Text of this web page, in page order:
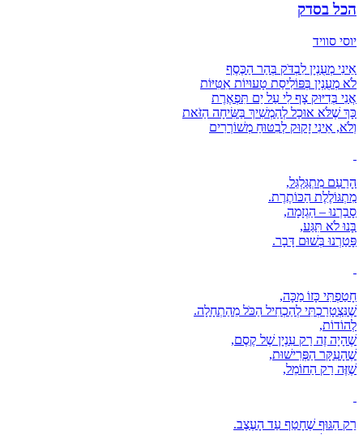
הכל בסדק
יוסי סוויד
אֵינִי מְעֻנְיָן לִבְדֹּק בְּהַר הַכֶּסֶף
לֹא מְעֻנְיָן בְּפּוֹלִיסַת טָעוּיוֹת אִטִּיּוֹת
אֲנִי בְּדִיּוּק צָף לִי עַל יַם תִּפְאֶרֶת
כָּךְ שֶׁלֹּא אוּכַל לְהַמְשִׁיךְ בַּשִּׂיחָה הַזֹּאת
וְלֹא, אֵינִי זָקוּק לְבִטּוּחַ מְשׁוֹרְרִים
הָרַעַם מִתְגַּלְגֵּל,
מִתְגּוֹלֶלֶת הַכּוֹתֶרֶת.
סָבַרְנוּ – הַגְזָמָה,
בָּנוּ לֹא תִּגַּע,
פָּטַרְנוּ בְּשׁוּם דָּבָר.
חָטַפְתִּי כָּזוֹ מַכָּה,
שֶׁנִּצְטָרַכְתִּי לְהַכְחִיל הַכֹּל מֵהַתְחָלָה.
לְהוֹדוֹת,
שֶׁהָיָה זֶה רַק עִנְיָן שֶׁל קֶסֶם,
שֶׁהָעִקָּר הַפְּרִישׁוּת,
שֶׁזֶּה רַק הַחוֹמֵל,
רַק הַגּוּף שֶׁחָטַף עַד הָעֶצֶב.